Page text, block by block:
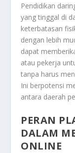
Pendidikan
yang tinggal di
keterbatasan
dengan lebih
dapat
atau pekerja
tanpa harus
Ini berpotensi
antara daerah
PERAN
DALAM
ONLINE